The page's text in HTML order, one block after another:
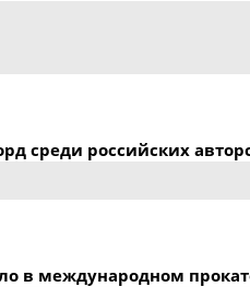
среди российских
в международном